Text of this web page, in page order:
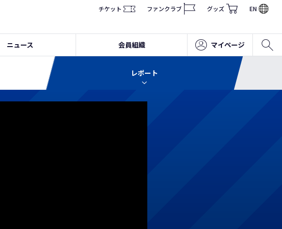
チケット ファンクラブ グッズ EN
ニュース 会員組織 マイページ
レポート